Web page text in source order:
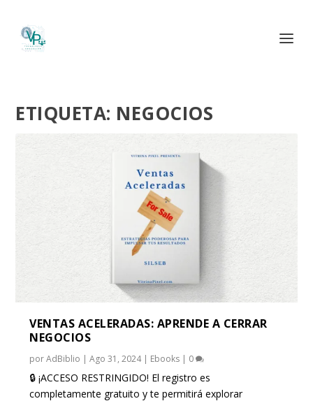
ETIQUETA: NEGOCIOS
VENTAS ACELERADAS: APRENDE A CERRAR
NEGOCIOS
porAdBiblio |Ago 31, 2024| Ebooks | 0
🔒 ¡ACCESO RESTRINGIDO! El registro es
completamente gratuito y te permitirá explorar